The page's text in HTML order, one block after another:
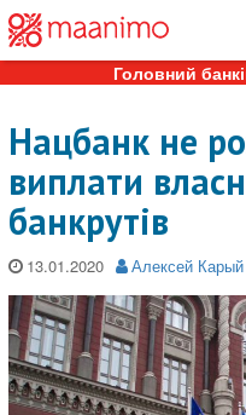
Головний
Нацбанк не
виплати
банкрутів
13.01.2020 Алексей Карый